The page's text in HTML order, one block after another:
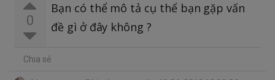
0
Bạn có thể mô tả cụ thể bạn gặp vấn
đề gì ở đây không ?
Chia sẻ